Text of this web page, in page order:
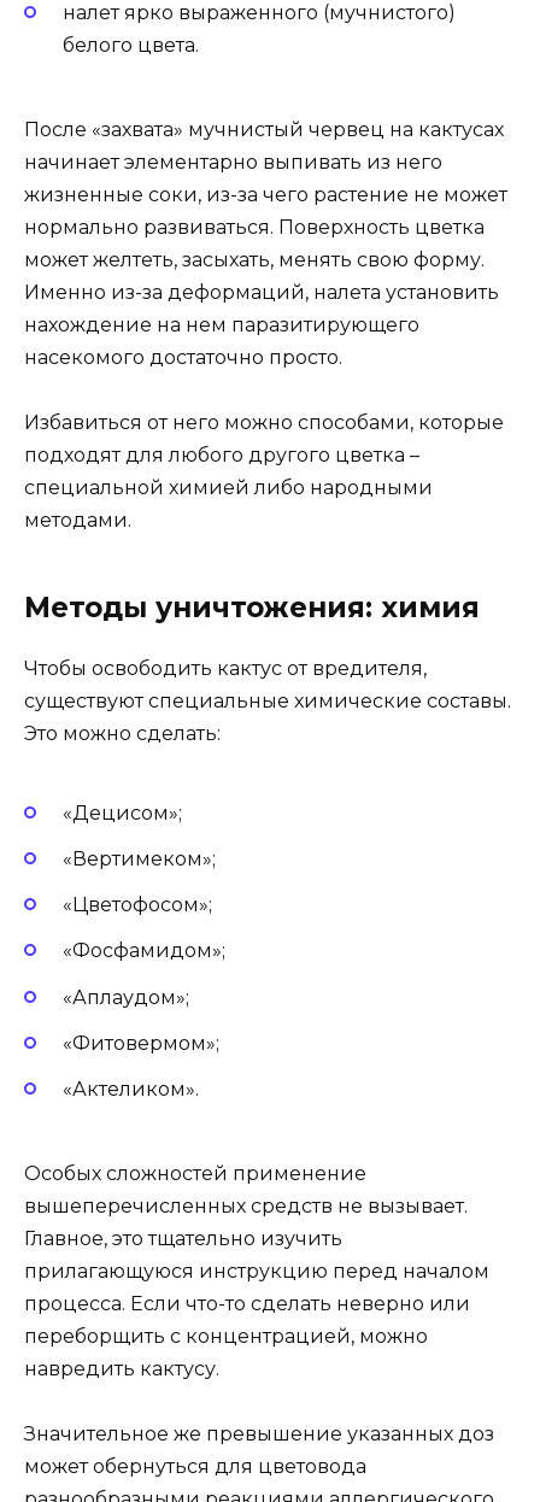
налет ярко выраженного (мучнистого)
белого цвета.
После «захвата» мучнистый червец на кактусах
начинает элементарно выпивать из него
жизненные соки, из-за чего растение не может
нормально развиваться. Поверхность цветка
может желтеть, засыхать, менять свою форму.
Именно из-за деформаций, налета установить
нахождение на нем паразитирующего
насекомого достаточно просто.
Избавиться от него можно способами, которые
подходят для любого другого цветка –
специальной химией либо народными
методами.
Методы уничтожения: химия
Чтобы освободить кактус от вредителя,
существуют специальные химические составы.
Это можно сделать:
«Децисом»;
«Вертимеком»;
«Цветофосом»;
«Фосфамидом»;
«Аплаудом»;
«Фитовермом»;
«Актеликом».
Особых сложностей применение
вышеперечисленных средств не вызывает.
Главное, это тщательно изучить
прилагающуюся инструкцию перед началом
процесса. Если что-то сделать неверно или
переборщить с концентрацией, можно
навредить кактусу.
Значительное же превышение указанных доз
может обернуться для цветовода